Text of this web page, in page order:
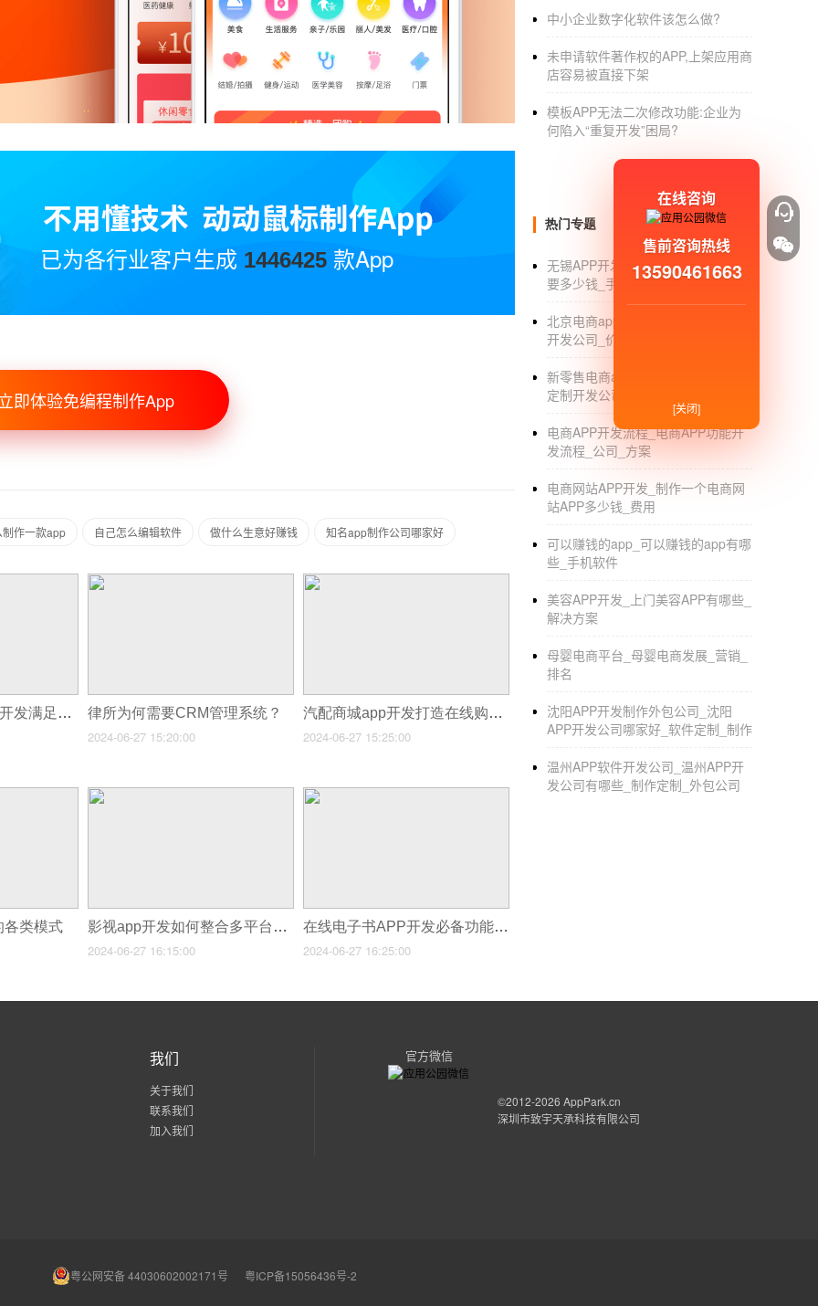
计开发界面和功能模块，会减少一些消耗。
2.对工作负载影响较大的因素之一是应用功
化，可以相差几倍甚至几十倍，因此，
3.系统环境也会影响价格无论是app开发在开
成本一般按照以下几点计算：
1.制作一款新闻app的功能是一款开发的核心
2.如果你在制作，准备了设计和界面材料准
些，相反，如果你想让成都App、制作、公
3.如果制作新闻App质量不一样，在价格，
就价格和成本而言，制作和公司的不同应用
一般是根据新闻和app开发的功能需求和复杂
制作，成都公司，金逸致远拥有成熟稳定的
业的领先地位。而能为外包、开发，各行业
究法律责任。
已为各行业客户生成 1446425 款App
即体验免编程制作App
制作一款app 自己怎么编辑软件 做什么生意好赚钱 知名app制作公司哪家好
跨平台汽车租赁app开发满足不同用户的设备需求 律所为何需要CRM管理系统？
2024-06-27 15:20:00
汽配商城app开发打造在线购物新体验
2024-06-27 15:25:00
各类模式 影视app开发如何整合多平台资源实现内容共享
2024-06-27 16:15:00
在线电子书APP开发必备功能指南
2024-06-27 16:25:00
中小企业数字化软件该怎么做?
未申请软件著作权的APP,上架应用商
店容易被直接下架
模板APP无法二次修改功能:企业为
何陷入“重复开发”困局?
热门专题
无锡APP开发公司_无锡APP开发需
要多少钱_手机应用制作过程_排名
北京电商app开发_北京电商移动app
开发公司_价格
新零售电商app开发_新零售电商app
定制开发公司_价格
电商APP开发流程_电商APP功能开
发流程_公司_方案
电商网站APP开发_制作一个电商网
站APP多少钱_费用
可以赚钱的app_可以赚钱的app有哪
些_手机软件
美容APP开发_上门美容APP有哪些_
解决方案
母婴电商平台_母婴电商发展_营销_
排名
沈阳APP开发制作外包公司_沈阳
APP开发公司哪家好_软件定制_制作
温州APP软件开发公司_温州APP开
发公司有哪些_制作定制_外包公司
我们
关于我们
联系我们
加入我们
官方微信
©2012-2026 AppPark.cn
深圳市致宇天承科技有限公司
粤公网安备 44030602002171号 粤ICP备15056436号-2
在线咨询
售前咨询热线
13590461663
[关闭]